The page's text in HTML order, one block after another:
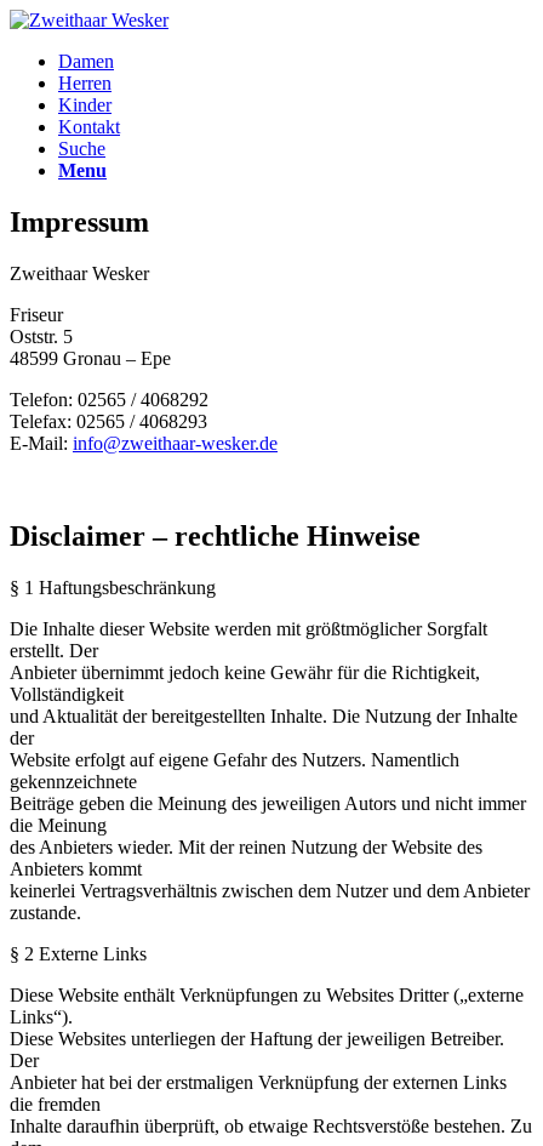
Damen
Herren
Kinder
Kontakt
Suche
Menu
Impressum
Zweithaar Wesker
Friseur
Oststr. 5
48599 Gronau – Epe
Telefon: 02565 / 4068292
Telefax: 02565 / 4068293
E-Mail: info@zweithaar-wesker.de
Disclaimer – rechtliche Hinweise
§ 1 Haftungsbeschränkung
Die Inhalte dieser Website werden mit größtmöglicher Sorgfalt
erstellt. Der
Anbieter übernimmt jedoch keine Gewähr für die Richtigkeit,
Vollständigkeit
und Aktualität der bereitgestellten Inhalte. Die Nutzung der Inhalte
der
Website erfolgt auf eigene Gefahr des Nutzers. Namentlich
gekennzeichnete
Beiträge geben die Meinung des jeweiligen Autors und nicht immer
die Meinung
des Anbieters wieder. Mit der reinen Nutzung der Website des
Anbieters kommt
keinerlei Vertragsverhältnis zwischen dem Nutzer und dem Anbieter
zustande.
§ 2 Externe Links
Diese Website enthält Verknüpfungen zu Websites Dritter („externe
Links“).
Diese Websites unterliegen der Haftung der jeweiligen Betreiber.
Der
Anbieter hat bei der erstmaligen Verknüpfung der externen Links
die fremden
Inhalte daraufhin überprüft, ob etwaige Rechtsverstöße bestehen. Zu